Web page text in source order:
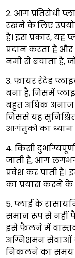
2. आग प्रतिरोधी
रखने के लिए
है। इस प्रकार, यह
प्रदान करता है
नमी से बचाता है,
3. फायर रेटेड
बना है, जिसमें
बहुत अधिक अनाज
जिससे यह
आगंतुकों का ध्यान
4. किसी
जाती है, आग
प्रवेश कर पाती
का प्रयास करने के
5. प्लाई के
समान रूप से नहीं
इसे फैलने में
अग्निशमन सेवाओं
निकलने का समय